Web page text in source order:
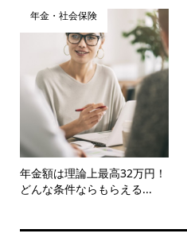
年金・社会保険
年金額は理論上最高32万円！
どんな条件ならもらえる...